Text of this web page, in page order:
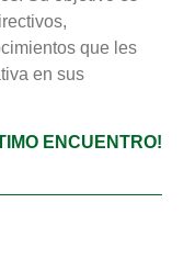
que les
en sus
ENCUENTRO!